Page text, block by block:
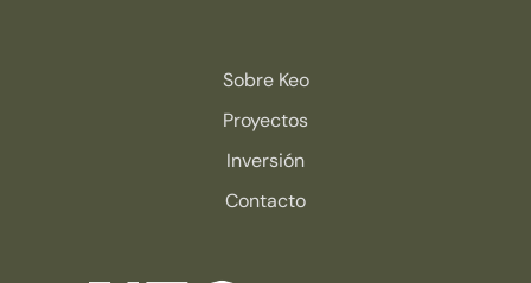
Sobre Keo
Proyectos
Inversión
Contacto